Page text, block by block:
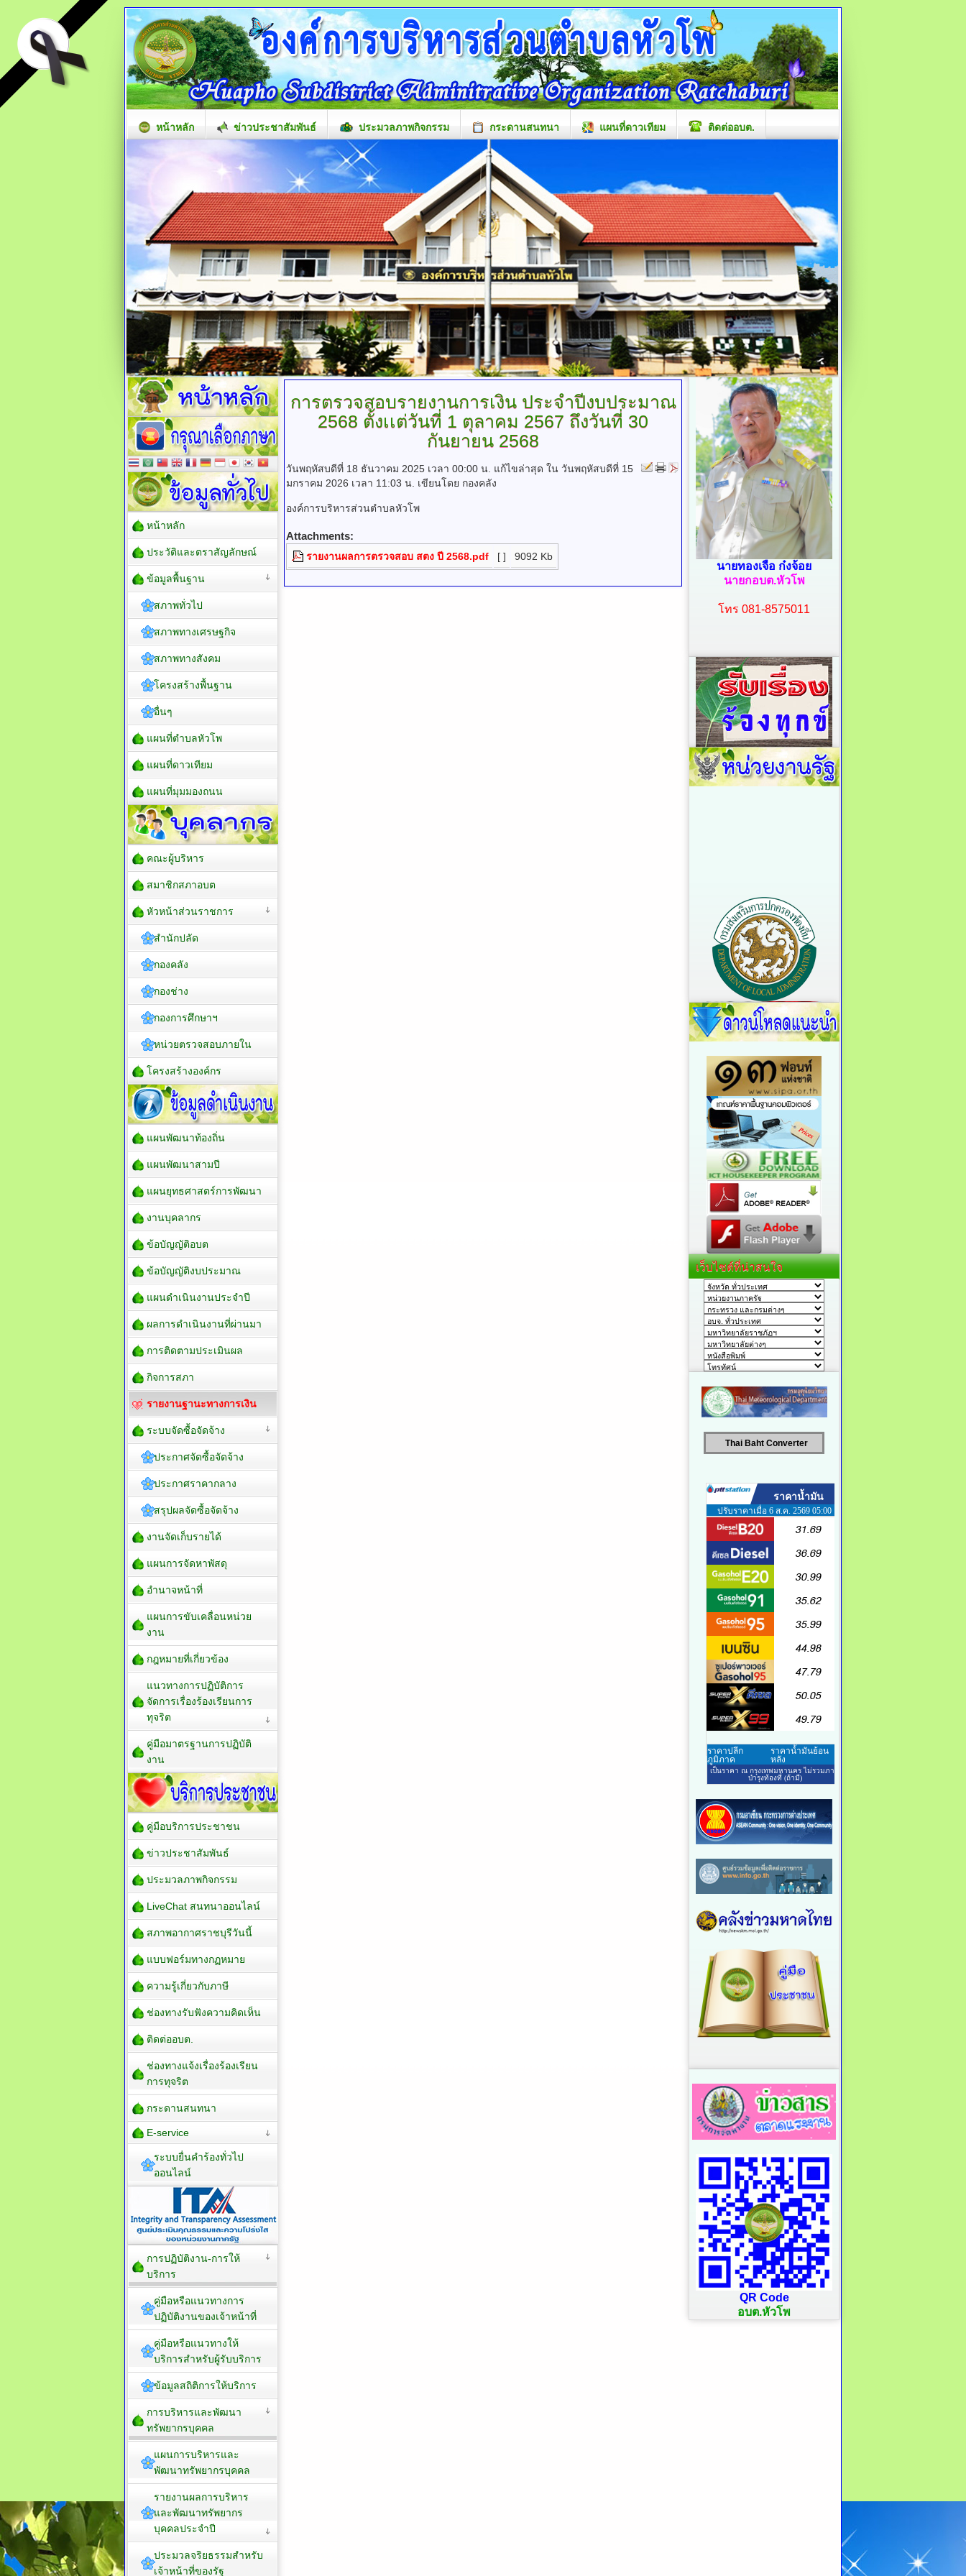
หน้าหลัก ข่าวประชาสัมพันธ์ ประมวลภาพกิจกรรม กระดานสนทนา แผนที่ดาวเทียม ติดต่ออบต.
การตรวจสอบรายงานการเงินประจำปีงบประมาณ
2568 ตั้งเเต่วันที่ 1 ตุลาคม 2567 ถึงวันที่ 30
กันยายน 2568
วันพฤหัสบดีที่ 18 ธันวาคม 2025 เวลา 00:00 น. แก้ไขล่าสุด ใน วันพฤหัสบดีที่ 15
มกราคม 2026 เวลา 11:03 น. เขียนโดย กองคลัง
องค์การบริหารส่วนตำบลหัวโพ
Attachments:
รายงานผลการตรวจสอบ สตง ปี 2568.pdf [ ] 9092 Kb
หน้าหลัก
ประวัติและตราสัญลักษณ์
ข้อมูลพื้นฐาน
สภาพทั่วไป
สภาพทางเศรษฐกิจ
สภาพทางสังคม
โครงสร้างพื้นฐาน
อื่นๆ
แผนที่ตำบลหัวโพ
แผนที่ดาวเทียม
แผนที่มุมมองถนน
คณะผู้บริหาร
สมาชิกสภาอบต
หัวหน้าส่วนราชการ
สำนักปลัด
กองคลัง
กองช่าง
กองการศึกษาฯ
หน่วยตรวจสอบภายใน
โครงสร้างองค์กร
แผนพัฒนาท้องถิ่น
แผนพัฒนาสามปี
แผนยุทธศาสตร์การพัฒนา
งานบุคลากร
ข้อบัญญัติอบต
ข้อบัญญัติงบประมาณ
แผนดำเนินงานประจำปี
ผลการดำเนินงานที่ผ่านมา
การติดตามประเมินผล
กิจการสภา
รายงานฐานะทางการเงิน
ระบบจัดซื้อจัดจ้าง
ประกาศจัดซื้อจัดจ้าง
ประกาศราคากลาง
สรุปผลจัดซื้อจัดจ้าง
งานจัดเก็บรายได้
แผนการจัดหาพัสดุ
อำนาจหน้าที่
แผนการขับเคลื่อนหน่วย
งาน
กฎหมายที่เกี่ยวข้อง
แนวทางการปฏิบัติการ
จัดการเรื่องร้องเรียนการ
ทุจริต
คู่มือมาตรฐานการปฏิบัติ
งาน
คู่มือบริการประชาชน
ข่าวประชาสัมพันธ์
ประมวลภาพกิจกรรม
LiveChat สนทนาออนไลน์
สภาพอากาศราชบุรีวันนี้
แบบฟอร์มทางกฏหมาย
ความรู้เกี่ยวกับภาษี
ช่องทางรับฟังความคิดเห็น
ติดต่ออบต.
ช่องทางแจ้งเรื่องร้องเรียน
การทุจริต
กระดานสนทนา
E-service
ระบบยื่นคำร้องทั่วไป
ออนไลน์
การปฏิบัติงาน-การให้
บริการ
คู่มือหรือแนวทางการ
ปฏิบัติงานของเจ้าหน้าที่
คู่มือหรือแนวทางให้
บริการสำหรับผู้รับบริการ
ข้อมูลสถิติการให้บริการ
การบริหารและพัฒนา
ทรัพยากรบุคคล
แผนการบริหารและ
พัฒนาทรัพยากรบุคคล
รายงานผลการบริหาร
และพัฒนาทรัพยากร
บุคคลประจำปี
ประมวลจริยธรรมสำหรับ
เจ้าหน้าที่ของรัฐ
นายทองเจือ ก๋งจ้อย
นายกอบต.หัวโพ
โทร 081-8575011
เว็บไซต์ที่น่าสนใจ
Thai Baht Converter
QR Code
อบต.หัวโพ